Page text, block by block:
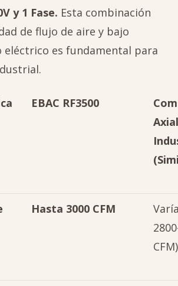
y 1 Fase. Esta combinación
de flujo de aire y bajo
es fundamental para
EBAC RF3500
Axial
Hasta 3000 CFM
CFM)